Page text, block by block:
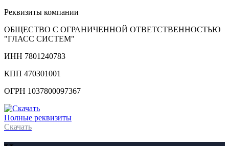
Реквизиты компании
ОБЩЕСТВО С ОГРАНИЧЕННОЙ ОТВЕТСТВЕННОСТЬЮ
"ГЛАСС СИСТЕМ"
ИНН 7801240783
КПП 470301001
ОГРН 1037800097367
Полные реквизиты
Скачать